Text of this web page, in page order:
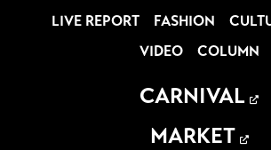
LIVE REPORT
FASHION
VIDEO
COLUMN
CARNIVAL
MARKET